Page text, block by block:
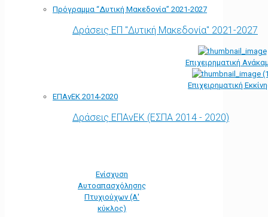
Πρόγραμμα “Δυτική Μακεδονία” 2021-2027
Δράσεις ΕΠ "Δυτική Μακεδονία" 2021-2027
Επιχειρηματική
Επιχειρηματική
ΕΠΑνΕΚ 2014-2020
Δράσεις ΕΠΑνΕΚ (ΕΣΠΑ 2014 - 2020)
Ενίσχυση
Αυτοαπασχόλησης
Πτυχιούχων (Α'
κύκλος)